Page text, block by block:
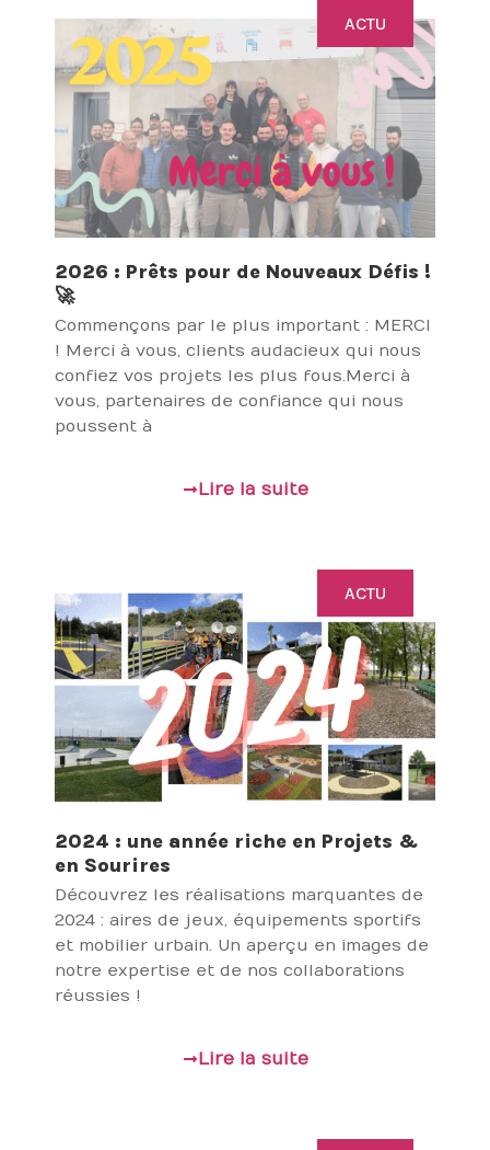
ACTU
2026 : Prêts pour de Nouveaux Défis !
🚀
Commençons par le plus important : MERCI
! Merci à vous, clients audacieux qui nous
confiez vos projets les plus fous.Merci à
vous, partenaires de confiance qui nous
poussent à
Lire la suite
ACTU
2024 : une année riche en Projets &
en Sourires
Découvrez les réalisations marquantes de
2024 : aires de jeux, équipements sportifs
et mobilier urbain. Un aperçu en images de
notre expertise et de nos collaborations
réussies !
Lire la suite